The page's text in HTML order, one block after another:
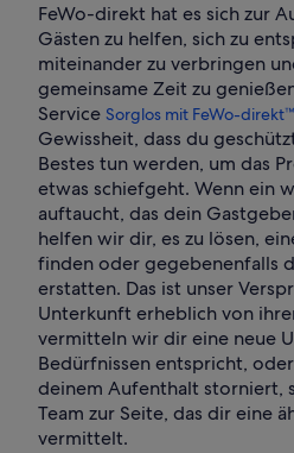
FeWo-direkt hat es sich zur
Gästen zu helfen, sich zu
miteinander zu verbringen
gemeinsame Zeit zu
Service Sorglos mit FeWo-direkt™
Gewissheit, dass du
Bestes tun werden, um das
etwas schiefgeht. Wenn ein
auftaucht, das dein
helfen wir dir, es zu lösen,
finden oder gegebenenfalls
erstatten. Das ist unser
Unterkunft erheblich von
vermitteln wir dir eine neue
Bedürfnissen entspricht,
deinem Aufenthalt storniert,
Team zur Seite, das dir eine
vermittelt.